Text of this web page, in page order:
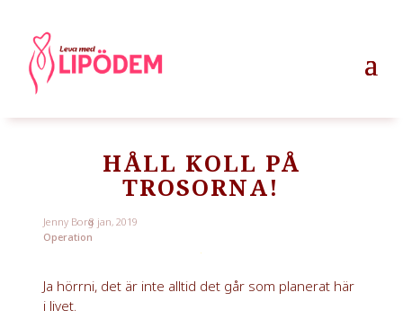
HÅLL KOLL PÅ
TROSORNA!
Jenny Borg8 jan, 2019
Operation
Ja hörrni, det är inte alltid det går som planerat här
i livet.